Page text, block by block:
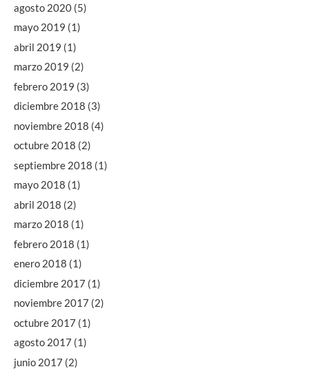
agosto 2020 (5)
mayo 2019 (1)
abril 2019 (1)
marzo 2019 (2)
febrero 2019 (3)
diciembre 2018 (3)
noviembre 2018 (4)
octubre 2018 (2)
septiembre 2018 (1)
mayo 2018 (1)
abril 2018 (2)
marzo 2018 (1)
febrero 2018 (1)
enero 2018 (1)
diciembre 2017 (1)
noviembre 2017 (2)
octubre 2017 (1)
agosto 2017 (1)
junio 2017 (2)